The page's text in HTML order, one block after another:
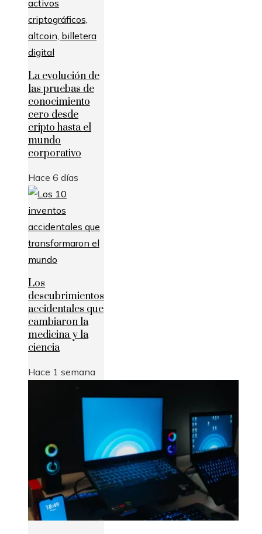
La evolución de
las pruebas de
conocimiento
cero desde
cripto hasta el
mundo
corporativo
Hace 6 días
Los
descubrimientos
accidentales que
cambiaron la
medicina y la
ciencia
Hace 1 semana